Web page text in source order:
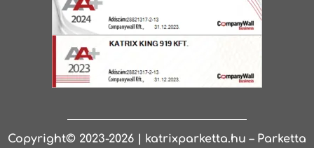
Copyright© 2023-2026 | katrixparketta.hu – Parketta